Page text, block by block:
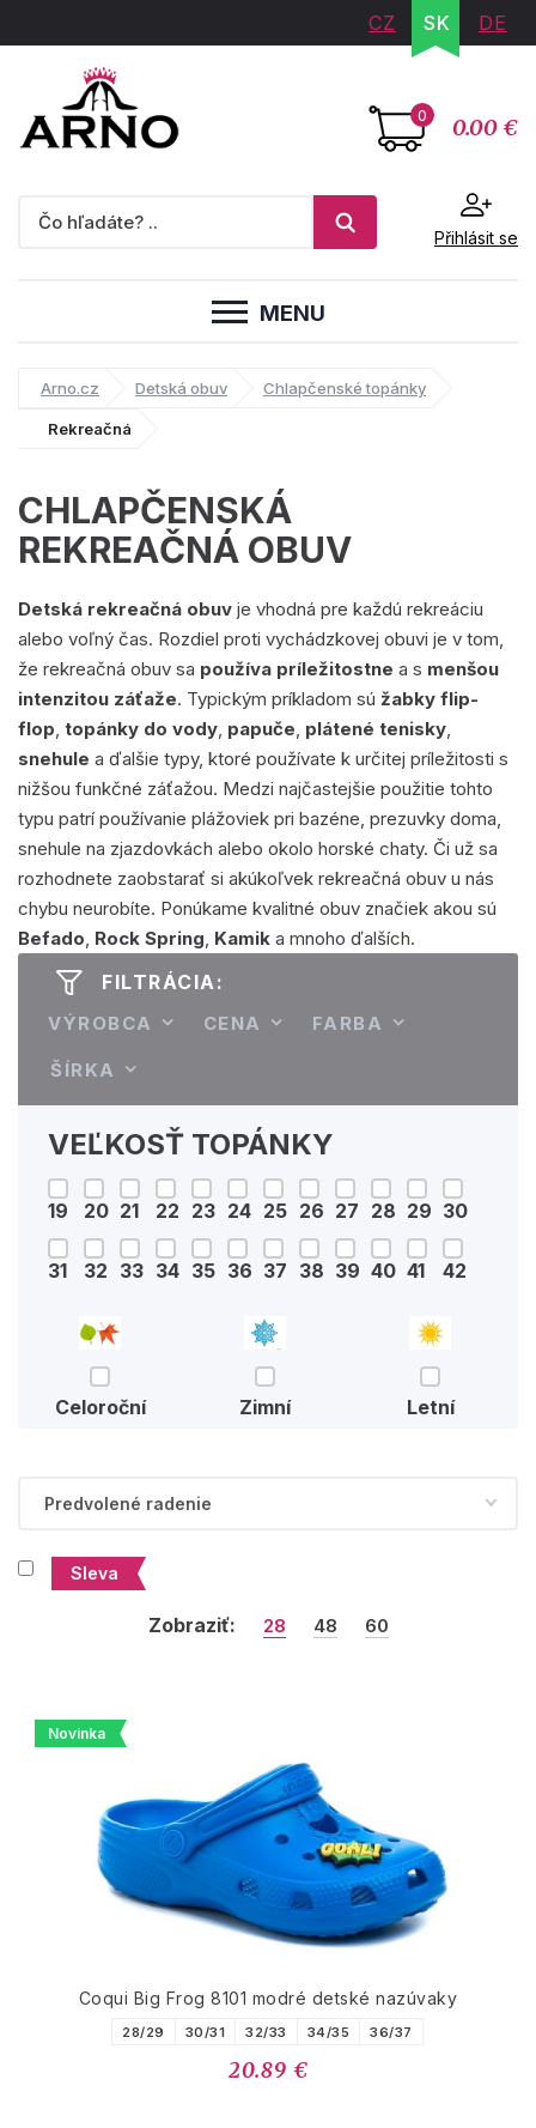
CZ SK DE
0 0.00 €
Přihlásit se
MENU
Arno.cz Detská obuv Chlapčenské topánky
Rekreačná
CHLAPČENSKÁ
REKREAČNÁ OBUV
Detská rekreačná obuv je vhodná pre každú rekreáciu
alebo voľný čas. Rozdiel proti vychádzkovej obuvi je v tom,
že rekreačná obuv sa používa príležitostne a s menšou
intenzitou záťaže. Typickým príkladom sú žabky flip-
flop, topánky do vody, papuče, plátené tenisky,
snehule a ďalšie typy, ktoré používate k určitej príležitosti s
nižšou funkčné záťažou. Medzi najčastejšie použitie tohto
typu patrí používanie plážoviek pri bazéne, prezuvky doma,
snehule na zjazdovkách alebo okolo horské chaty. Či už sa
rozhodnete zaobstarať si akúkoľvek rekreačná obuv u nás
chybu neurobíte. Ponúkame kvalitné obuv značiek akou sú
Befado, Rock Spring, Kamik a mnoho ďalších.
FILTRÁCIA:
VÝROBCA CENA FARBA
ŠÍRKA
VEĽKOSŤ TOPÁNKY
19 20 21 22 23 24 25 26 27 28 29 30
31 32 33 34 35 36 37 38 39 40 41 42
Celoroční Zimní Letní
Sleva
Zobraziť: 28 48 60
Novinka
Coqui Big Frog 8101 modré detské nazúvaky
28/29 30/31 32/33 34/35 36/37
20.89 €